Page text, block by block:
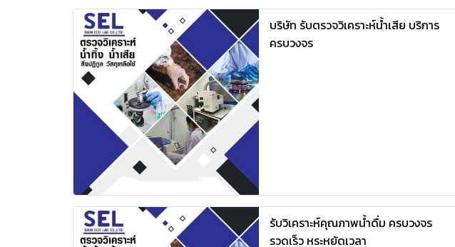
บริษัท รับตรวจวิเคราะห์น้ำเสีย บริการ
ครบวงจร
รับวิเคราะห์คุณภาพน้ำดื่ม ครบวงจร
รวดเร็ว หระหยัดเวลา